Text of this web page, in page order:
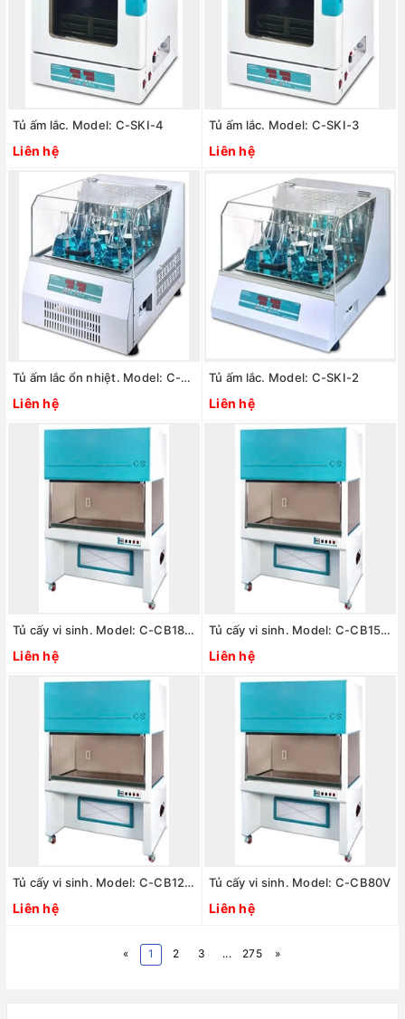
Tủ ấm lắc. Model: C-SKI-4
Liên hệ
Tủ ấm lắc. Model: C-SKI-3
Liên hệ
Tủ ấm lắc ổn nhiệt. Model: C-SKI-1
Liên hệ
Tủ ấm lắc. Model: C-SKI-2
Liên hệ
Tủ cấy vi sinh. Model: C-CB180V
Liên hệ
Tủ cấy vi sinh. Model: C-CB150V
Liên hệ
Tủ cấy vi sinh. Model: C-CB120V
Liên hệ
Tủ cấy vi sinh. Model: C-CB80V
Liên hệ
« 1 2 3 ... 275 »